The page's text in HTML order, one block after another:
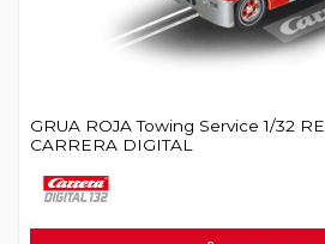
GRUA ROJA Towing Service 1/32
CARRERA DIGITAL